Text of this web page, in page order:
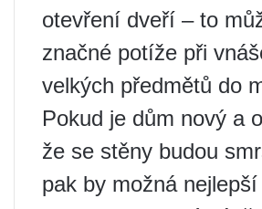
otevření dveří – to
značné potíže při
velkých předmětů do
Pokud je dům nový a
že se stěny budou
pak by možná